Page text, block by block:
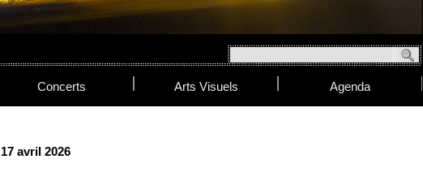
Concerts Arts Visuels Agenda
17 avril 2026